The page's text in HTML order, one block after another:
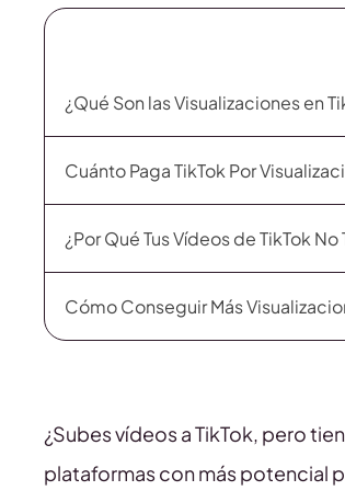
¿Qué Son las Visualizaciones en
Cuánto Paga TikTok Por
¿Por Qué Tus Vídeos de TikTok
Cómo Conseguir Más
¿Subes vídeos a TikTok, pero
plataformas con más potencial